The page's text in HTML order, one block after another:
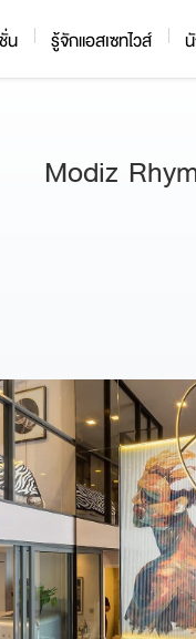
น รู้จักแอสเซทไวส์
Modiz